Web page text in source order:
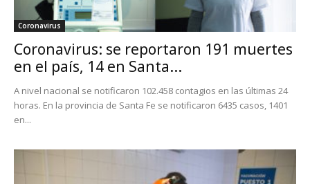
Coronavirus
Coronavirus: se reportaron 191 muertes
en el país, 14 en Santa...
A nivel nacional se notificaron 102.458 contagios en las últimas 24
horas. En la provincia de Santa Fe se notificaron 6435 casos, 1401
en...